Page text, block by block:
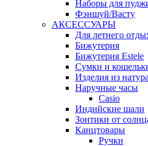
Наборы для
Фэншуй/Васту
АКСЕССУАРЫ
Для летнего
Бижутерия
Бижутерия Estele
Сумки и
Изделия из
Наручные часы
Casio
Индийские шали
Зонтики от
Канцтовары
Ручки